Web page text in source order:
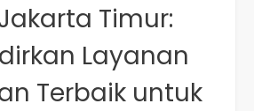
Timur:
Layanan
Terbaik untuk